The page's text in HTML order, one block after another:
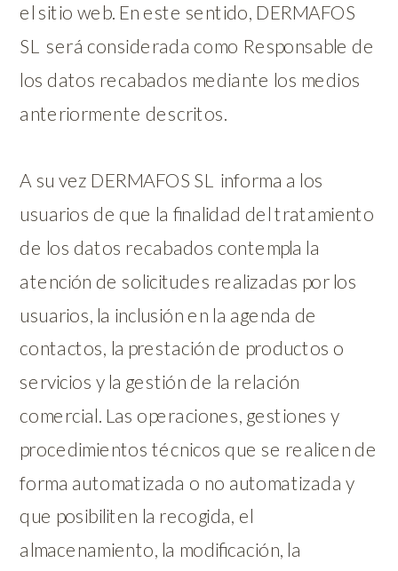
el sitio web. En este sentido, DERMAFOS
SL será considerada como Responsable de
los datos recabados mediante los medios
anteriormente descritos.
A su vez DERMAFOS SL informa a los
usuarios de que la finalidad del tratamiento
de los datos recabados contempla la
atención de solicitudes realizadas por los
usuarios, la inclusión en la agenda de
contactos, la prestación de productos o
servicios y la gestión de la relación
comercial. Las operaciones, gestiones y
procedimientos técnicos que se realicen de
forma automatizada o no automatizada y
que posibiliten la recogida, el
almacenamiento, la modificación, la